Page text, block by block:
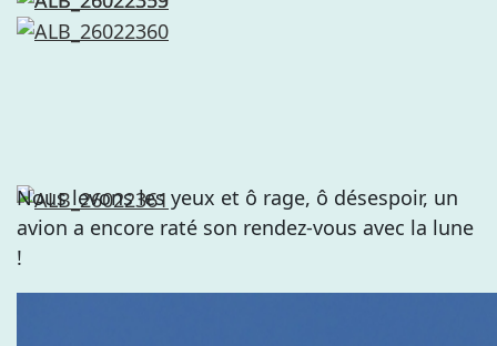
Nous levons les yeux et ô rage, ô désespoir, un
avion a encore raté son rendez-vous avec la lune
!